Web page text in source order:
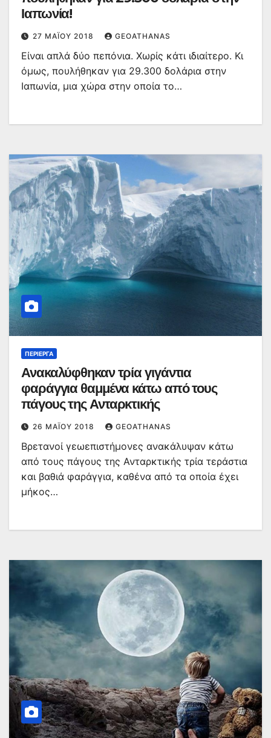
Ιαπωνία!
27 ΜΑΪ́ΟΥ 2018 GEOATHANAS
Είναι απλά δύο πεπόνια. Χωρίς κάτι ιδιαίτερο. Κι
όμως, πουλήθηκαν για 29.300 δολάρια στην
Ιαπωνία, μια χώρα στην οποία το…
ΠΕΡΊΕΡΓΑ
Ανακαλύφθηκαν τρία γιγάντια
φαράγγια θαμμένα κάτω από τους
πάγους της Ανταρκτικής
26 ΜΑΪ́ΟΥ 2018 GEOATHANAS
Βρετανοί γεωεπιστήμονες ανακάλυψαν κάτω
από τους πάγους της Ανταρκτικής τρία τεράστια
και βαθιά φαράγγια, καθένα από τα οποία έχει
μήκος…